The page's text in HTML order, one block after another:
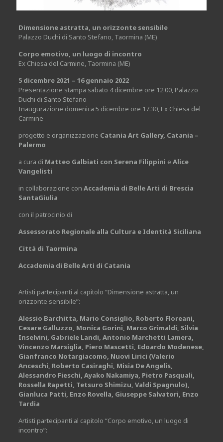
Dimensione astratta, un orizzonte sensibile
Palazzo Duchi di Santo Stefano, Taormina (ME)
Corpo emotivo, un luogo di incontro
Ex Chiesa del Carmine, Taormina (ME)
5 dicembre 2021 – 16 gennaio 2022
Presentazione stampa sabato 4 dicembre ore 12.00, Palazzo
Duchi di Santo Stefano
Inaugurazione domenica 5 dicembre ore 17.30, Ex Chiesa del
Carmine
progetto e organizzazione Catania Art Gallery, Catania –
Palermo
a cura di Matteo Galbiati con Serena Filippini e Alice
Vangelisti
in collaborazione con Accademia di Belle Arti di Brescia
SantaGiulia
con il patrocinio di
Assessorato Regionale alla Cultura e Identità Siciliana
Città di Taormina
Accademia di Belle Arti di Catania
Artisti partecipanti al capitolo “Dimensione astratta, un
orizzonte sensibile”:
Alessio Barchitta, Mario Consiglio, Roberto Floreani,
Cesare Galluzzo, Monica Gorini, Marco Grimaldi, Silvia
Inselvini, Gabriele Landi, Antonio Marchetti Lamera,
Vincenzo Marsiglia, Piero Mascetti, Edoardo Modenese,
Gianfranco Notargiacomo, Nuovi Lirici (Valerio
Anceschi, Roberto Casiraghi, Misia De Angelis,
Alessandro Fieschi, Ayako Nakamiya, Pietro Pasquali,
Rossella Rapetti, Tetsuro Shimizu, Valdi Spagnulo),
Gianluca Patti, Enzo Rovella, Giuseppe Salvatori, Enzo
Tardia
Artisti partecipanti al capitolo “Corpo emotivo, un luogo di
incontro”: